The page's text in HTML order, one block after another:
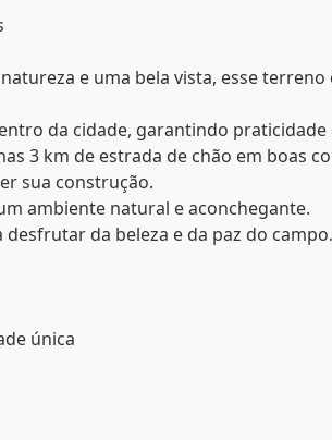
e uma bela vista, esse
da cidade, garantindo praticidade
3 km de estrada de chão em boas
sua construção.
ambiente natural e aconchegante.
da beleza e da paz do campo.
única